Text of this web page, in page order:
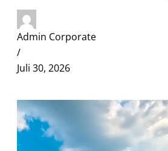
Admin Corporate
/
Juli 30, 2026